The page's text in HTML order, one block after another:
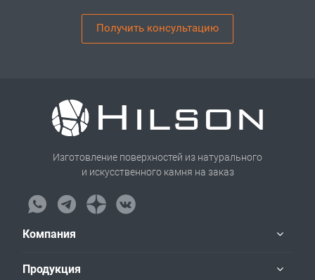
Получить консультацию
Изготовление поверхностей из натурального
и искусственного камня на заказ
Компания
Продукция